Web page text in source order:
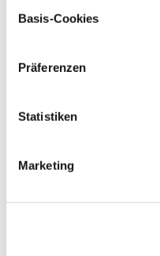
Cookies, wenn Sie
Basis-Cookies
Präferenzen
Statistiken
Marketing
RZRepro
Fett kg